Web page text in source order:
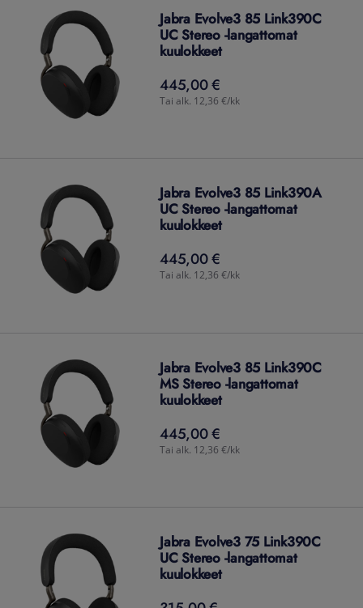
Jabra Evolve3 85 Link390C
UC Stereo -langattomat
kuulokkeet
445,00 €
445,00€
Tai alk. 12,36 €/kk
Jabra Evolve3 85 Link390A
UC Stereo -langattomat
kuulokkeet
445,00 €
445,00€
Tai alk. 12,36 €/kk
Jabra Evolve3 85 Link390C
MS Stereo -langattomat
kuulokkeet
445,00 €
445,00€
Tai alk. 12,36 €/kk
Jabra Evolve3 75 Link390C
UC Stereo -langattomat
kuulokkeet